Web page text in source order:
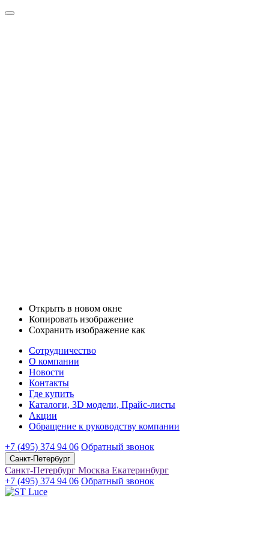
Открыть в новом окне
Копировать изображение
Сохранить изображение как
Сотрудничество
О компании
Новости
Контакты
Где купить
Каталоги, 3D модели, Прайс-листы
Акции
Обращение к руководству компании
+7 (495) 374 94 06 Обратный звонок
Санкт-Петербург
Санкт-Петербург Москва Екатеринбург
+7 (495) 374 94 06 Обратный звонок